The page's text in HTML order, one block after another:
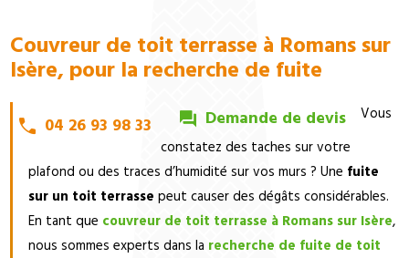
Couvreur de toit terrasse à Romans sur
Isère, pour la recherche de fuite
04 26 93 98 33 Demande de devis
Vous
constatez des taches sur votre
plafond ou des traces d’humidité sur vos murs ? Une fuite
sur un toit terrasse peut causer des dégâts considérables.
En tant que couvreur de toit terrasse à Romans sur Isère,
nous sommes experts dans la recherche de fuite de toit